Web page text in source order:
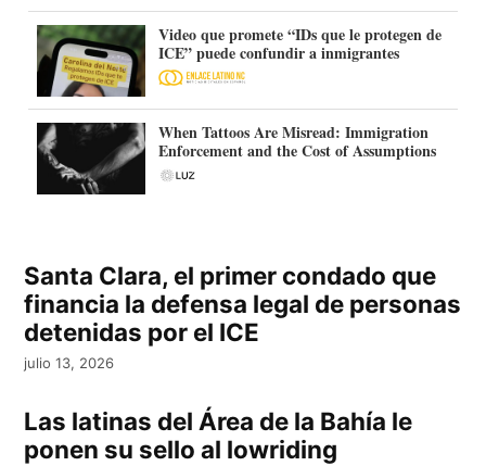
Video que promete “IDs que le protegen de
ICE” puede confundir a inmigrantes
When Tattoos Are Misread: Immigration
Enforcement and the Cost of Assumptions
Santa Clara, el primer condado que
financia la defensa legal de personas
detenidas por el ICE
julio 13, 2026
Las latinas del Área de la Bahía le
ponen su sello al lowriding